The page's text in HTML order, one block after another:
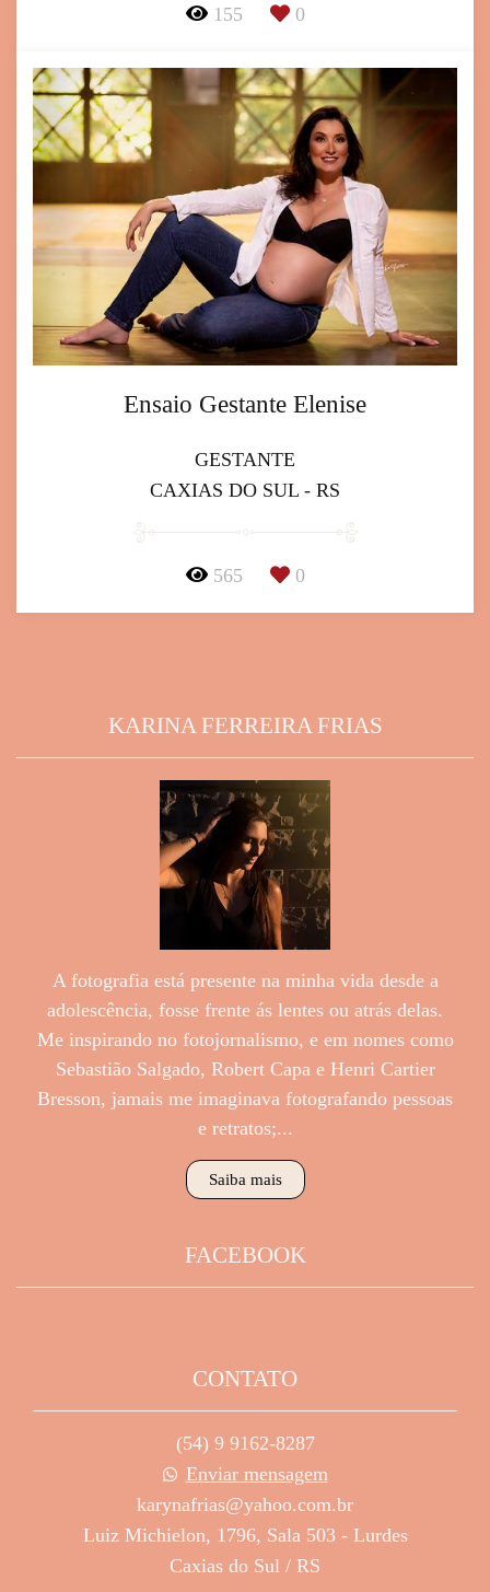
155 0
Ensaio Gestante Elenise
GESTANTE
CAXIAS DO SUL - RS
565 0
KARINA FERREIRA FRIAS
A fotografia está presente na minha vida desde a
adolescência, fosse frente ás lentes ou atrás delas.
Me inspirando no fotojornalismo, e em nomes como
Sebastião Salgado, Robert Capa e Henri Cartier
Bresson, jamais me imaginava fotografando pessoas
e retratos;...
Saiba mais
FACEBOOK
CONTATO
(54) 9 9162-8287
Enviar mensagem
karynafrias@yahoo.com.br
Luiz Michielon, 1796, Sala 503 - Lurdes
Caxias do Sul / RS